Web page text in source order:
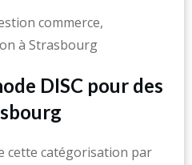
DISC pour des
cette catégorisation par